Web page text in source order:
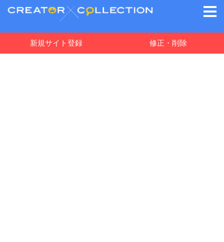
新規サイト登録 修正・削除